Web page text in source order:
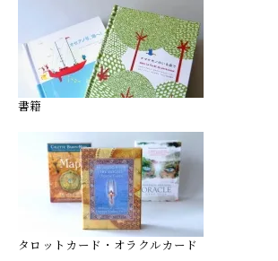
書籍
タロットカード・オラクルカード